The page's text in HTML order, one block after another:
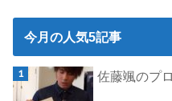
今月の人気5記事
佐藤颯のプ